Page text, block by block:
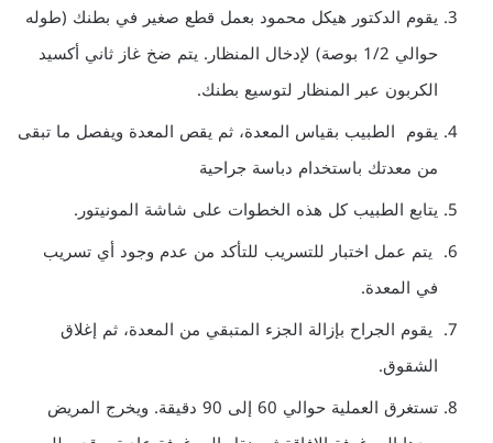
يقوم الدكتور هيكل محمود بعمل قطع صغير في بطنك (طوله
حوالي 1/2 بوصة) لإدخال المنظار. يتم ضخ غاز ثاني أكسيد
الكربون عبر المنظار لتوسيع بطنك.
يقوم الطبيب بقياس المعدة، ثم يقص المعدة ويفصل ما تبقى
من معدتك باستخدام دباسة جراحية
يتابع الطبيب كل هذه الخطوات على شاشة المونيتور.
يتم عمل اختبار للتسريب للتأكد من عدم وجود أي تسريب
في المعدة.
يقوم الجراح بإزالة الجزء المتبقي من المعدة، ثم إغلاق
الشقوق.
تستغرق العملية حوالي 60 إلى 90 دقيقة. ويخرج المريض